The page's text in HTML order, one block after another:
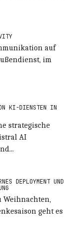
auf
im
KI-DIENSTEN IN
strategische
AI
DEPLOYMENT UND
Weihnachten,
geht es